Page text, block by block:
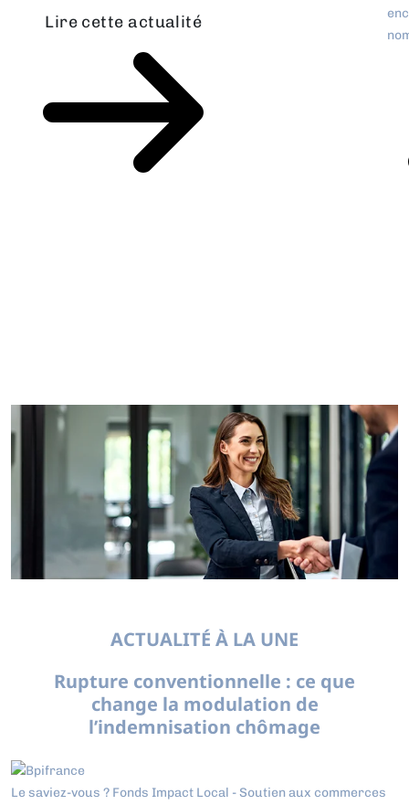
Lire cette actualité
ACTUALITÉ À LA UNE
Rupture conventionnelle : ce que
change la modulation de
l’indemnisation chômage
Le saviez-vous ? Fonds Impact Local - Soutien aux commerces